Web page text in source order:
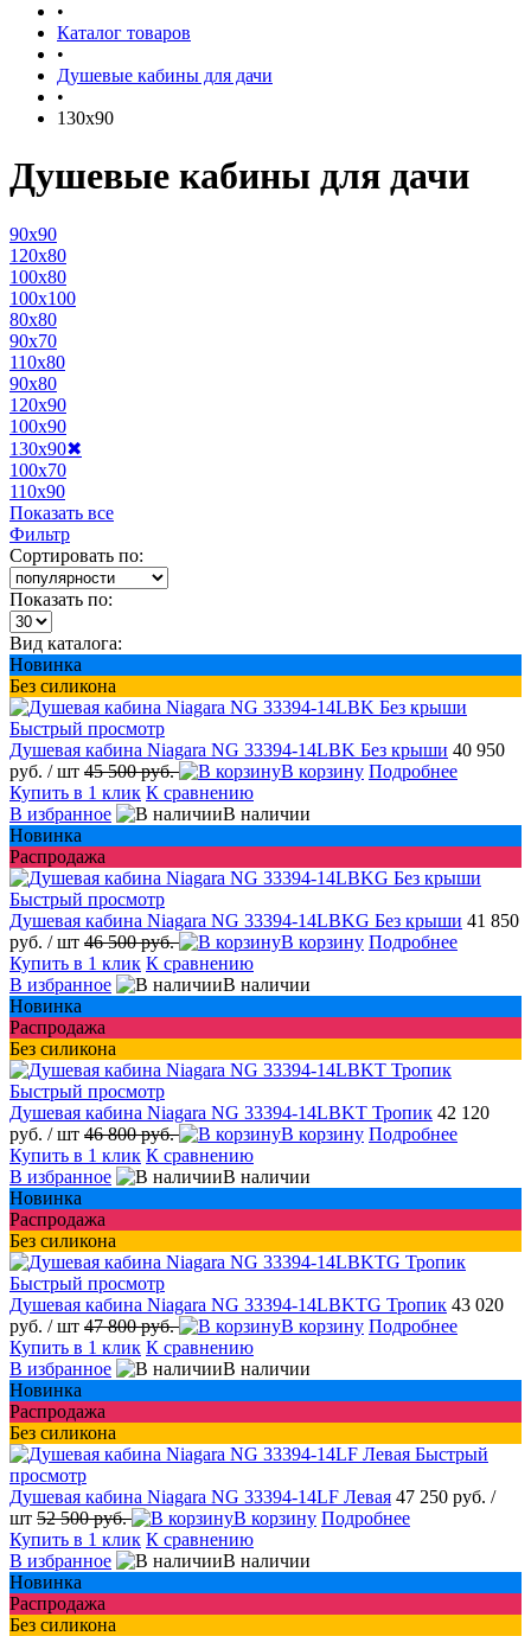
•
Каталог товаров
•
Душевые кабины для дачи
•
130x90
Душевые кабины для дачи
90x90
120x80
100x80
100x100
80x80
90x70
110x80
90x80
120x90
100x90
130x90✖
100x70
110x90
Показать все
Фильтр
Сортировать по:
Показать по:
Вид каталога:
Новинка
Без силикона
Быстрый просмотр
Душевая кабина Niagara NG 33394-14LBK Без крыши 40 950
руб. / шт 45 500 руб. В корзину Подробнее
Купить в 1 клик К сравнению
В избранное
В наличии
Новинка
Распродажа
Быстрый просмотр
Душевая кабина Niagara NG 33394-14LBKG Без крыши 41 850
руб. / шт 46 500 руб. В корзину Подробнее
Купить в 1 клик К сравнению
В избранное
В наличии
Новинка
Распродажа
Без силикона
Быстрый просмотр
Душевая кабина Niagara NG 33394-14LBKT Тропик 42 120
руб. / шт 46 800 руб. В корзину Подробнее
Купить в 1 клик К сравнению
В избранное
В наличии
Новинка
Распродажа
Без силикона
Быстрый просмотр
Душевая кабина Niagara NG 33394-14LBKTG Тропик 43 020
руб. / шт 47 800 руб. В корзину Подробнее
Купить в 1 клик К сравнению
В избранное
В наличии
Новинка
Распродажа
Без силикона
Быстрый
просмотр
Душевая кабина Niagara NG 33394-14LF Левая 47 250 руб. /
шт 52 500 руб. В корзину Подробнее
Купить в 1 клик К сравнению
В избранное
В наличии
Новинка
Распродажа
Без силикона